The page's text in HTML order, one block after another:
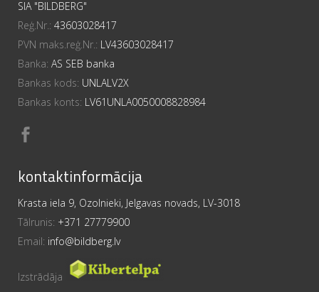
SIA "BILDBERG"
Reģ.Nr.: 43603028417
PVN maks.reģ.Nr.: LV43603028417
Banka: AS SEB banka
Bankas kods: UNLALV2X
Bankas konts: LV61UNLA0050008828984
kontaktinformācija
Krasta iela 9, Ozolnieki, Jelgavas novads, LV-3018
Tālrunis: +371 27779900
Email: info@bildberg.lv
Izstrādāja